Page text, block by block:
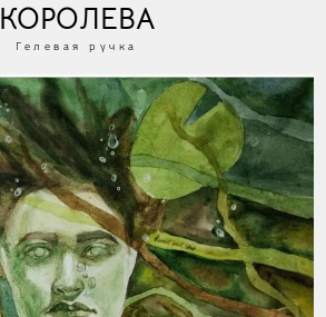
КОРОЛЕВА
Гелевая ручка